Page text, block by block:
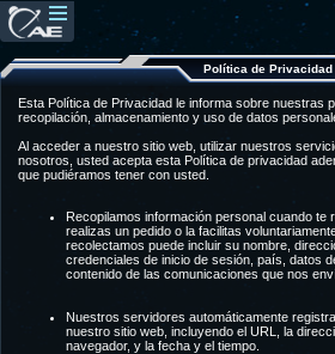
Política de Privacidad
Esta Política de Privacidad le informa sobre nuestras
recopilación, almacenamiento y uso de datos
Al acceder a nuestro sitio web, utilizar nuestros
nosotros, usted acepta esta Política de privacidad
que pudiéramos tener con usted.
Recopilamos información personal cuando te
realizas un pedido o la facilitas
recolectamos puede incluir su nombre,
credenciales de inicio de sesión, país, datos
contenido de las comunicaciones que nos
Nuestros servidores automáticamente
nuestro sitio web, incluyendo el URL, la
navegador, y la fecha y el tiempo.